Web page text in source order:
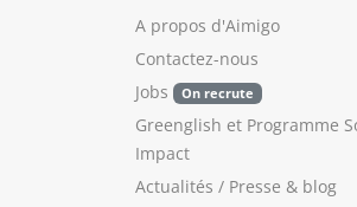
A propos d'Aimigo
Contactez-nous
Jobs
On recrute
Greenglish et Programme
Impact
Actualités / Presse & blog